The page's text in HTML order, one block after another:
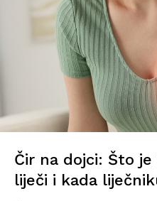
Čir na dojci: Što
liječi i kada